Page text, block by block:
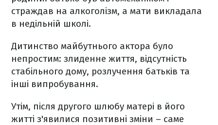
страждав на алкоголізм, а мати викладала
в недільній школі.
Дитинство майбутнього актора було
непростим: злиденне життя, відсутність
стабільного дому, розлучення батьків та
інші випробування.
Утім, після другого шлюбу матері в його
житті з'явилися позитивні зміни – саме